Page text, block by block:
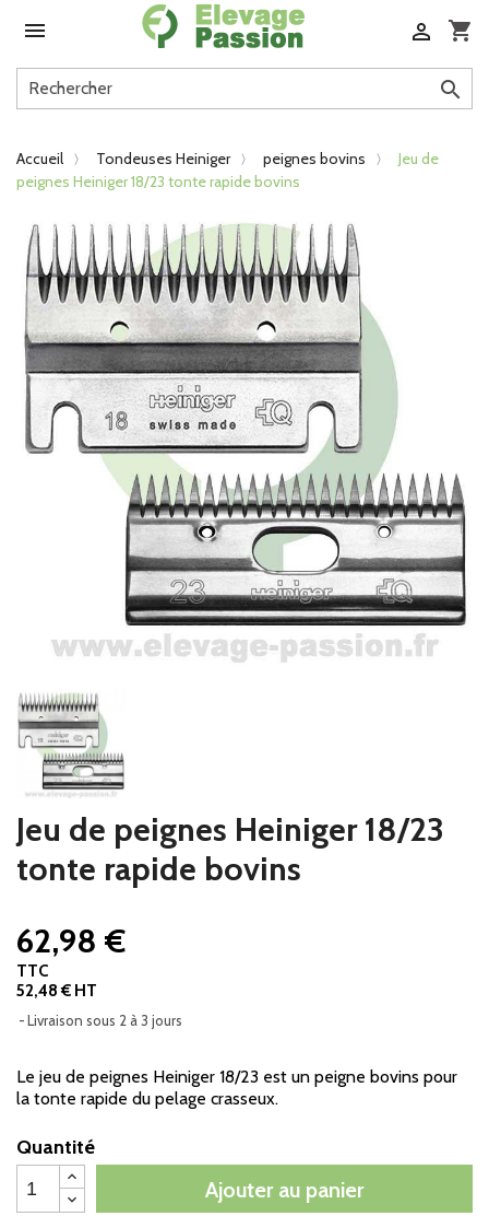
 shopping_cart


Accueil Tondeuses Heiniger peignes bovins
Jeu de
peignes Heiniger 18/23 tonte rapide bovins
Jeu de peignes Heiniger 18/23
tonte rapide bovins
62,98 €
TTC
52,48 € HT
Livraison sous 2 à 3 jours
Le jeu de peignes Heiniger 18/23 est un peigne bovins pour
la tonte rapide du pelage crasseux.
Quantité
Ajouter au panier